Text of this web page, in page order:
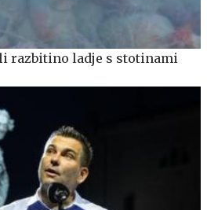
razbitino ladje s stotinami